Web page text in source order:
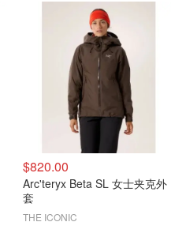
$820.00
Arc'teryx Beta SL 女士夹克外
套
THE ICONIC